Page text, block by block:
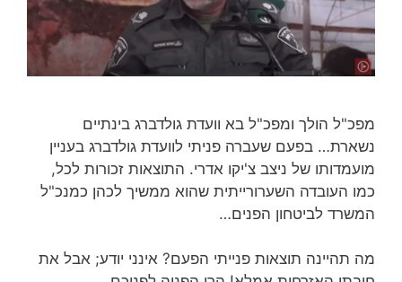
מפכ"ל הולך ומפכ"ל בא וועדת גולדברג בינתיים
נשארת… בפעם שעברה פניתי לוועדת גולדברג בעניין
מועמדותו של ניצב צ'יקו אדרי. התוצאות זכורות לכל,
כמו העובדה השערורייתית שהוא ממשיך לכהן כמנכ"ל
המשרד לביטחון הפנים…
מה תהיינה תוצאות פנייתי הפעם? אינני יודע; אבל את